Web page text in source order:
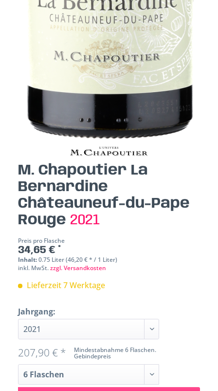
M. Chapoutier La
Bernardine
Châteauneuf-du-Pape
Rouge 2021
Preis pro Flasche
34,65 € *
Inhalt:0.75 Liter (46,20 € * / 1 Liter)
inkl. MwSt.zzgl. Versandkosten
Lieferzeit 7 Werktage
Jahrgang:
Mindestabnahme 6 Flaschen.
Gebindepreis
207,90 € *